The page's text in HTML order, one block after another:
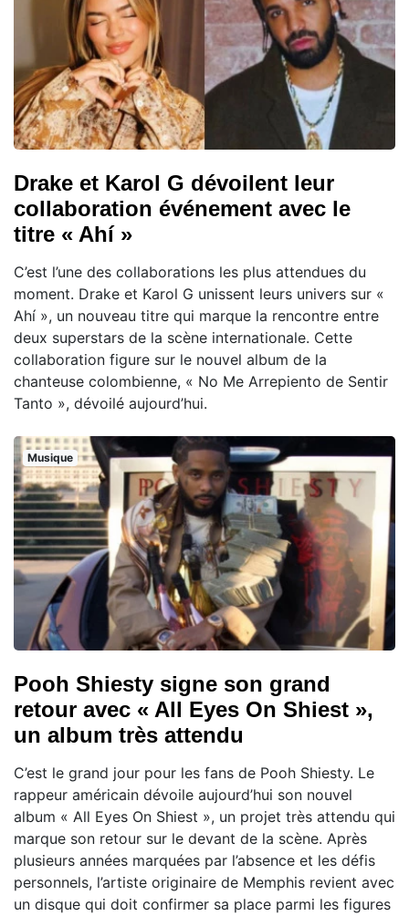
Drake et Karol G dévoilent leur
collaboration événement avec le
titre « Ahí »
C’est l’une des collaborations les plus attendues du
moment. Drake et Karol G unissent leurs univers sur «
Ahí », un nouveau titre qui marque la rencontre entre
deux superstars de la scène internationale. Cette
collaboration figure sur le nouvel album de la
chanteuse colombienne, « No Me Arrepiento de Sentir
Tanto », dévoilé aujourd’hui.
Musique
Pooh Shiesty signe son grand
retour avec « All Eyes On Shiest »,
un album très attendu
C’est le grand jour pour les fans de Pooh Shiesty. Le
rappeur américain dévoile aujourd’hui son nouvel
album « All Eyes On Shiest », un projet très attendu qui
marque son retour sur le devant de la scène. Après
plusieurs années marquées par l’absence et les défis
personnels, l’artiste originaire de Memphis revient avec
un disque qui doit confirmer sa place parmi les figures